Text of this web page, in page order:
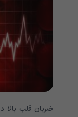
ضربان قلب بالا